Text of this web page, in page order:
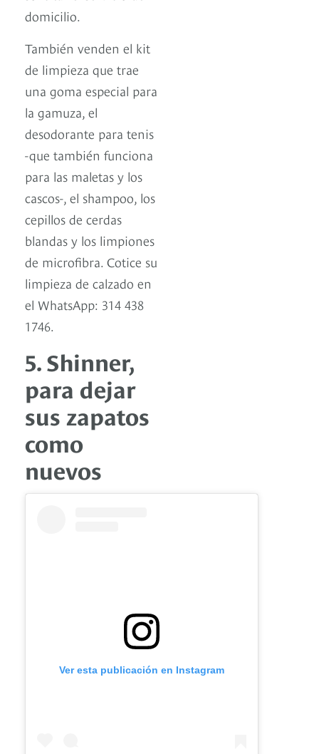
domicilio.
También venden el kit
de limpieza que trae
una goma especial para
la gamuza, el
desodorante para tenis
-que también funciona
para las maletas y los
cascos-, el shampoo, los
cepillos de cerdas
blandas y los limpiones
de microfibra. Cotice su
limpieza de calzado en
el WhatsApp: 314 438
1746.
5. Shinner,
para dejar
sus zapatos
como
nuevos
Ver esta publicación en Instagram